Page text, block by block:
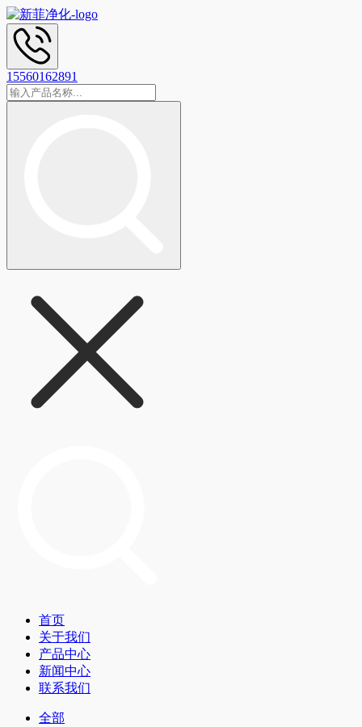
15560162891
首页
关于我们
产品中心
新闻中心
联系我们
全部